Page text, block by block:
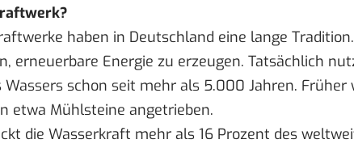
haben in Deutschland eine lange
erneuerbare Energie zu erzeugen. Tatsächlich
Wassers schon seit mehr als 5.000 Jahren. Früher
etwa Mühlsteine angetrieben.
die Wasserkraft mehr als 16 Prozent des